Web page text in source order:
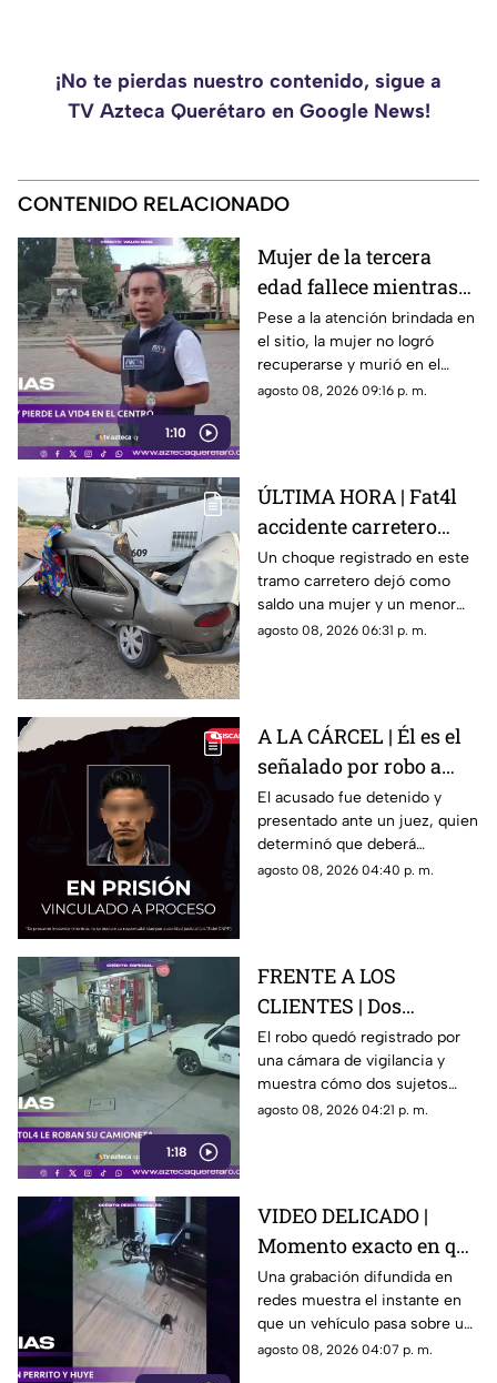
¡No te pierdas nuestro contenido, sigue a
TV Azteca Querétaro en Google News!
CONTENIDO RELACIONADO
1:10
Mujer de la tercera
edad fallece mientras
caminaba por el Centro
de Querétaro
Pese a la atención brindada en
el sitio, la mujer no logró
recuperarse y murió en el
lugar.
agosto 08, 2026 09:16 p. m.
ÚLTIMA HORA | Fat4l
accidente carretero
deja una mujer y un
niño mu3rtos en San
Juan del Río
Un choque registrado en este
tramo carretero dejó como
saldo una mujer y un menor
sin vida, además de una
agosto 08, 2026 06:31 p. m.
A LA CÁRCEL | Él es el
señalado por robo a
una casa en Santa Rosa
Jáuregui
El acusado fue detenido y
presentado ante un juez, quien
determinó que deberá
permanecer en prisión
agosto 08, 2026 04:40 p. m.
1:18
FRENTE A LOS
CLIENTES | Dos
hombres enc4ñonan a
conductor y se llevan
su camioneta
El robo quedó registrado por
una cámara de vigilancia y
muestra cómo dos sujetos
obligaron a un conductor y a
agosto 08, 2026 04:21 p. m.
VIDEO DELICADO |
Momento exacto en que
camioneta atropella a
un perro y conductor
escapa
Una grabación difundida en
redes muestra el instante en
que un vehículo pasa sobre un
perro y continúa su camino sin
agosto 08, 2026 04:07 p. m.